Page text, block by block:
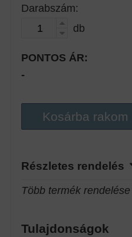
Darabszám:
db
PONTOS ÁR:
-
Kosárba rakom
Részletes rendelés
Több termék
Tulajdonságok